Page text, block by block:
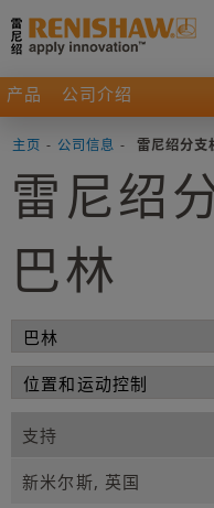
产品 公司介绍
主页 - 公司信息 - 雷尼绍分
雷尼绍
巴林
支持
新米尔斯, 英国